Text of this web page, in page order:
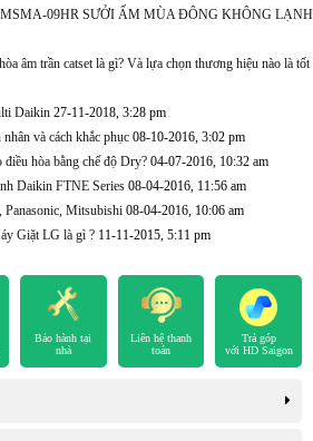
09HR SƯỞI ẤM MÙA ĐÔNG KHÔNG LẠNH
âm trần catset là gì? Và lựa chọn thương hiệu nào là tốt
Daikin 27-11-2018, 3:28 pm
và cách khắc phục 08-10-2016, 3:02 pm
hòa bằng chế độ Dry? 04-07-2016, 10:32 am
Daikin FTNE Series 08-04-2016, 11:56 am
Panasonic, Mitsubishi 08-04-2016, 10:06 am
Giặt LG là gì ? 11-11-2015, 5:11 pm
Bảo hành tại
nhà
Liên hệ thanh
toán
Trả góp
với HD Saigon